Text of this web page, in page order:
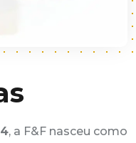
, a F&F nasceu como